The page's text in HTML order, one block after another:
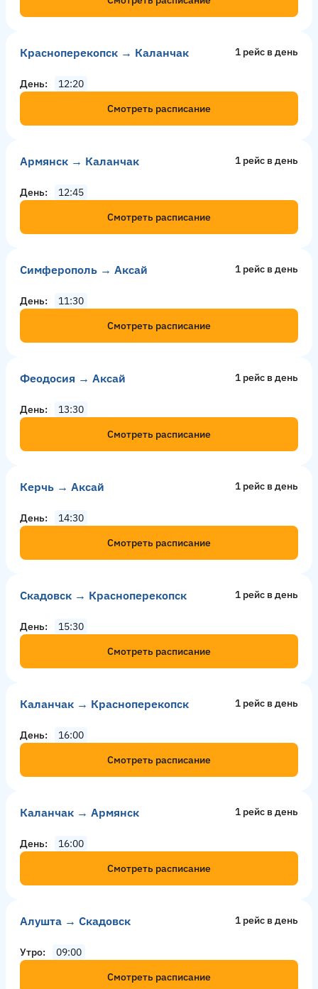
Красноперекопск → Каланчак 1 рейс в день
День
12:20
Смотреть расписание
Армянск → Каланчак 1 рейс в день
День
12:45
Смотреть расписание
Симферополь → Аксай 1 рейс в день
День
11:30
Смотреть расписание
Феодосия → Аксай 1 рейс в день
День
13:30
Смотреть расписание
Керчь → Аксай 1 рейс в день
День
14:30
Смотреть расписание
Скадовск → Красноперекопск 1 рейс в день
День
15:30
Смотреть расписание
Каланчак → Красноперекопск 1 рейс в день
День
16:00
Смотреть расписание
Каланчак → Армянск 1 рейс в день
День
16:00
Смотреть расписание
Алушта → Скадовск 1 рейс в день
Утро
09:00
Смотреть расписание